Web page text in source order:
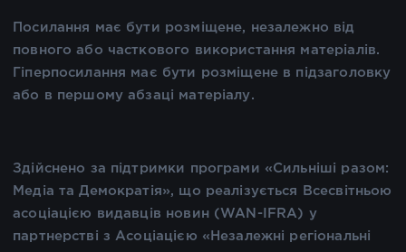
Посилання має бути розміщене, незалежно від
повного або часткового використання матеріалів.
Гіперпосилання має бути розміщене в підзаголовку
або в першому абзаці матеріалу.
Здійснено за підтримки програми «Сильніші разом:
Медіа та Демократія», що реалізується Всесвітньою
асоціацією видавців новин (WAN-IFRA) у
партнерстві з Асоціацією «Незалежні регіональні